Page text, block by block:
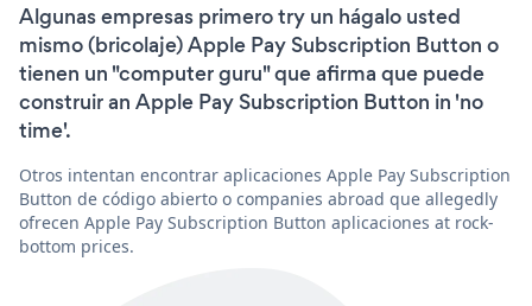
Algunas empresas primero try un hágalo usted
mismo (bricolaje) Apple Pay Subscription Button o
tienen un "computer guru" que afirma que puede
construir an Apple Pay Subscription Button in 'no
time'.
Otros intentan encontrar aplicaciones Apple Pay Subscription
Button de código abierto o companies abroad que allegedly
ofrecen Apple Pay Subscription Button aplicaciones at rock-
bottom prices.